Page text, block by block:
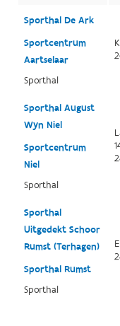
Sporthal De Ark
Sportcentrum
Aartselaar
Sporthal
Sporthal August
Wyn Niel
Sportcentrum
Niel
Sporthal
Sporthal
Uitgedekt Schoor
Rumst (Terhagen)
Sporthal Rumst
Sporthal